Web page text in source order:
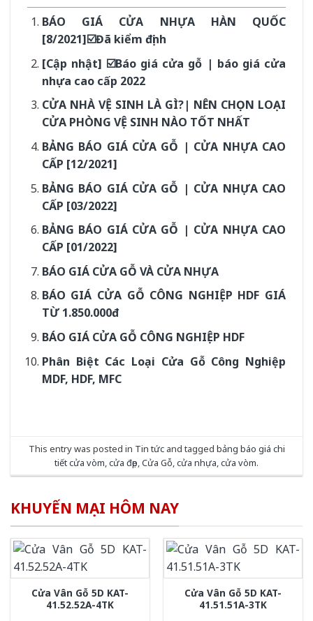
BÁO GIÁ CỬA NHỰA HÀN QUỐC
[8/2021]☑️Đã kiểm định
[Cập nhật] ☑️Báo giá cửa gỗ | báo giá cửa
nhựa cao cấp 2022
CỬA NHÀ VỆ SINH LÀ GÌ?| NÊN CHỌN LOẠI
CỬA PHÒNG VỆ SINH NÀO TỐT NHẤT
BẢNG BÁO GIÁ CỬA GỖ | CỬA NHỰA CAO
CẤP [12/2021]
BẢNG BÁO GIÁ CỬA GỖ | CỬA NHỰA CAO
CẤP [03/2022]
BẢNG BÁO GIÁ CỬA GỖ | CỬA NHỰA CAO
CẤP [01/2022]
BÁO GIÁ CỬA GỖ VÀ CỬA NHỰA
BÁO GIÁ CỬA GỖ CÔNG NGHIỆP HDF GIÁ
TỪ 1.850.000đ
BÁO GIÁ CỬA GỖ CÔNG NGHIỆP HDF
Phân Biệt Các Loại Cửa Gỗ Công Nghiệp
MDF, HDF, MFC
This entry was posted in Tin tứcand tagged bảng báo giá chi
tiết cửa vòm,cửa đẹp,Cửa Gỗ,cửa nhựa,cửa vòm.
KHUYẾN MẠI HÔM NAY
Cửa Vân Gỗ 5D KAT-
41.52.52A-4TK
Cửa Vân Gỗ 5D KAT-
41.51.51A-3TK